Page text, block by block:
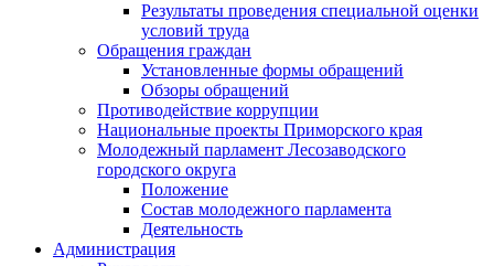
Результаты проведения специальной оценки
условий труда
Обращения граждан
Установленные формы обращений
Обзоры обращений
Противодействие коррупции
Национальные проекты Приморского края
Молодежный парламент Лесозаводского
городского округа
Положение
Состав молодежного парламента
Деятельность
Администрация